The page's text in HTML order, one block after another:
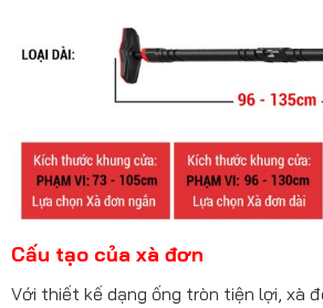
Cấu tạo của xà đơn
Với thiết kế dạng ống tròn tiện lợi, xà